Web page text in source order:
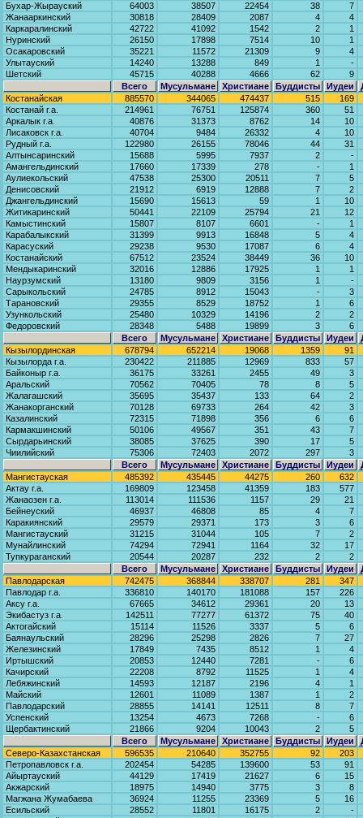
Бухар-Жырауский
64003 38507 22454 38
7
Жанааркинский
30818 28409 2087 4
4
Каркаралинский
42722 41092 1542 2
1
Нуринский
26150 17898 7514 10
1
Осакаровский
35221 11572 21309 9
4
Улытауский
14240 13288 849 1
-
Шетский
45715 40288 4666 62
9
Всего
Мусульмане Христиане Буддисты Иудеи
Костанайская
885570 344065 474437 515
169
Костанай г.а.
214961 76751 125874 360
51
Аркалык г.а.
40876 31373 8762 14
10
Лисаковск г.а.
40704 9484 26332 4
10
Рудный г.а.
122980 26155 78046 44
31
Алтынсаринский
15688 5995 7937 2
-
Амангельдинский
17660 17339 278 -
1
Аулиекольский
47538 25300 20511 7
5
Денисовский
21912 6919 12888 7
2
Джангельдинский
15690 15613 59 1
10
Житикаринский
50441 22109 25794 21
12
Камыстинский
15807 8107 6601 -
1
Карабалыкский
31399 9913 16848 5
4
Карасуский
29238 9530 17087 6
4
Костанайский
67512 23524 38449 36
10
Мендыкаринский
32016 12886 17925 1
1
Наурзумский
13180 9809 3156 1
-
Сарыкольский
24785 8912 15043 -
3
Тарановский
29355 8529 18752 1
6
Узункольский
25480 10329 14196 2
2
Федоровский
28348 5488 19899 3
6
Всего
Мусульмане Христиане Буддисты Иудеи
Кызылординская
678794 652214 19068 1359
91
Кызылорда г.а.
230422 211885 12969 833
57
Байконыр г.а.
36175 33261 2455 49
3
Аральский
70562 70405 78 8
5
Жалагашский
35695 35437 133 64
2
Жанакорганский
70128 69733 264 42
3
Казалинский
72315 71898 356 6
6
Кармакшинский
50106 49567 351 43
7
Сырдарьинский
38085 37625 390 17
5
Чиилийский
75306 72403 2072 297
3
Всего
Мусульмане Христиане Буддисты Иудеи
Мангистауская
485392 435445 44275 260
632
Актау г.а.
169809 123458 41359 183
577
Жанаозен г.а.
113014 111536 1157 29
21
Бейнеуский
46937 46808 85 4
7
Каракиянский
29579 29371 173 3
6
Мангистауский
31215 31044 105 7
2
Мунайлинский
74294 72941 1164 32
17
Тупкураганский
20544 20287 232 2
2
Всего
Мусульмане Христиане Буддисты Иудеи
Павлодарская
742475 368844 338707 281
347
Павлодар г.а.
336810 140170 181088 157
226
Аксу г.а.
67665 34612 29361 20
13
Экибастуз г.а.
142511 77277 61372 75
40
Актогайский
15114 11526 3337 5
6
Баянаульский
28296 25298 2826 7
27
Железинский
17849 7435 8512 1
4
Иртышский
20853 12440 7281 -
6
Качирский
22208 8792 11525 1
4
Лебяжинский
14593 12187 2196 4
1
Майский
12601 11089 1387 1
2
Павлодарский
28855 14141 12511 8
7
Успенский
13254 4673 7268 -
6
Щербактинский
21866 9204 10043 2
5
Всего
Мусульмане Христиане Буддисты Иудеи
Северо-Казахстанская
596535 210640 352755 92
203
Петропавловск г.а.
202454 54285 139600 53
91
Айыртауский
44129 17419 21627 6
15
Акжарский
18975 14940 3775 3
8
Магжана Жумабаева
36924 11255 23369 5
16
Есильский
28552 11801 16175 2
-